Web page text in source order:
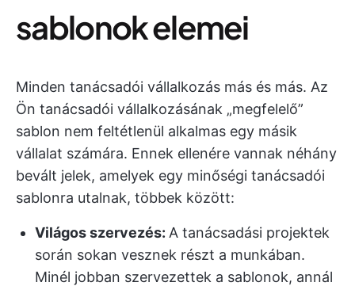
sablonok elemei
Minden tanácsadói vállalkozás más és más. Az
Ön tanácsadói vállalkozásának „megfelelő”
sablon nem feltétlenül alkalmas egy másik
vállalat számára. Ennek ellenére vannak néhány
bevált jelek, amelyek egy minőségi tanácsadói
sablonra utalnak, többek között:
Világos szervezés: A tanácsadási projektek
során sokan vesznek részt a munkában.
Minél jobban szervezettek a sablonok, annál